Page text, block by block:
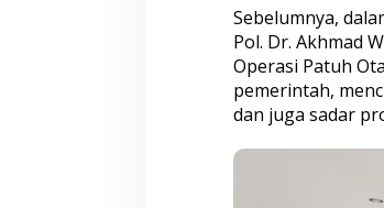
Sebelumnya,
Pol. Dr. Akhmad
Operasi Patuh
pemerintah,
dan juga sadar